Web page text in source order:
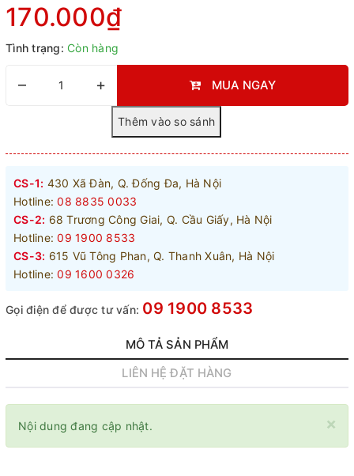
170.000₫
Tình trạng: Còn hàng
– + MUA NGAY
CS-1: 430 Xã Đàn, Q. Đống Đa, Hà Nội
Hotline: 08 8835 0033
CS-2: 68 Trương Công Giai, Q. Cầu Giấy, Hà Nội
Hotline: 09 1900 8533
CS-3: 615 Vũ Tông Phan, Q. Thanh Xuân, Hà Nội
Hotline: 09 1600 0326
Gọi điện để được tư vấn: 09 1900 8533
MÔ TẢ SẢN PHẨM
LIÊN HỆ ĐẶT HÀNG
×
Nội dung đang cập nhật.